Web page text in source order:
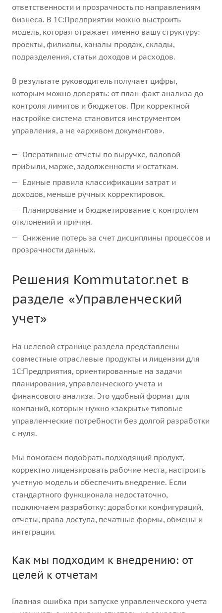
ответственности и прозрачность по направлениям
бизнеса. В 1С:Предприятии можно выстроить
модель, которая отражает именно вашу структуру:
проекты, филиалы, каналы продаж, склады,
подразделения, статьи доходов и расходов.
В результате руководитель получает цифры,
которым можно доверять: от план-факт анализа до
контроля лимитов и бюджетов. При корректной
настройке система становится инструментом
управления, а не «архивом документов».
Оперативные отчеты по выручке, валовой
прибыли, марже, задолженности и остаткам.
Единые правила классификации затрат и
доходов, меньше ручных корректировок.
Планирование и бюджетирование с контролем
отклонений и причин.
Снижение потерь за счет дисциплины процессов и
прозрачности данных.
Решения Kommutator.net в
разделе «Управленческий
учет»
На целевой странице раздела представлены
совместные отраслевые продукты и лицензии для
1С:Предприятия, ориентированные на задачи
планирования, управленческого учета и
финансового анализа. Это удобный формат для
компаний, которым нужно «закрыть» типовые
управленческие потребности без долгой разработки
с нуля.
Мы помогаем подобрать подходящий продукт,
корректно лицензировать рабочие места, настроить
учетную модель и обеспечить внедрение. Если
стандартного функционала недостаточно,
подключаем разработку: доработки конфигураций,
отчеты, права доступа, печатные формы, обмены и
интеграции.
Как мы подходим к внедрению: от
целей к отчетам
Главная ошибка при запуске управленческого учета